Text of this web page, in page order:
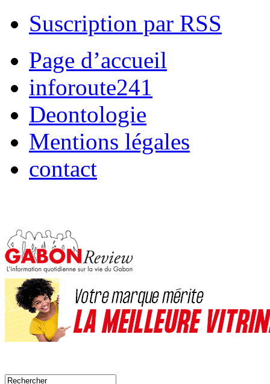
Suscription par RSS
Page d’accueil
inforoute241
Deontologie
Mentions légales
contact